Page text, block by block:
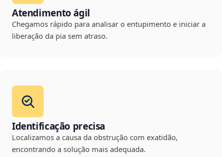
Atendimento ágil
Chegamos rápido para analisar o entupimento e iniciar a
liberação da pia sem atraso.
Identificação precisa
Localizamos a causa da obstrução com exatidão,
encontrando a solução mais adequada.